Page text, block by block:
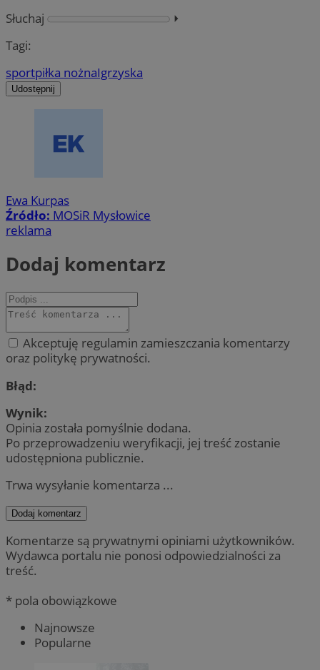
Słuchaj
⏵︎
Tagi:
sportpiłka nożnaIgrzyska
Udostępnij
Ewa Kurpas
Źródło: MOSiR Mysłowice
reklama
Dodaj komentarz
Akceptuję regulamin zamieszczania komentarzy
oraz politykę prywatności.
Błąd:
Wynik:
Opinia została pomyślnie dodana.
Po przeprowadzeniu weryfikacji, jej treść zostanie
udostępniona publicznie.
Trwa wysyłanie komentarza ...
Dodaj komentarz
Komentarze są prywatnymi opiniami użytkowników.
Wydawca portalu nie ponosi odpowiedzialności za
treść.
* pola obowiązkowe
Najnowsze
Popularne